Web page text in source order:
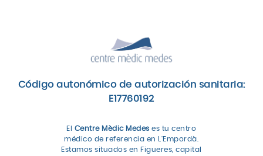
Código autonómico de autorización sanitaria:
E17760192
El Centre Mèdic Medes es tu centro
médico de referencia en L'Empordà.
Estamos situados en Figueres, capital